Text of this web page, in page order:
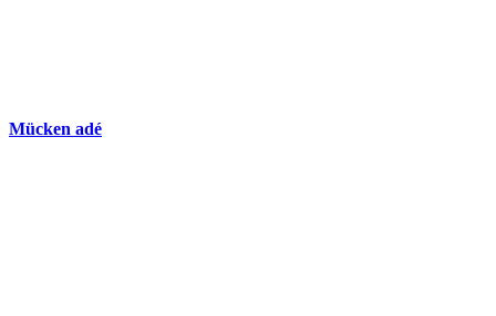
Mücken adé